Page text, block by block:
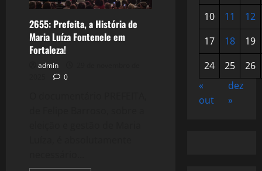
2655: Prefeita, a História de
Maria Luíza Fontenele em
Fortaleza!
admin
0
10
11
12
17
18
19
24
25
26
«
out
dez
»